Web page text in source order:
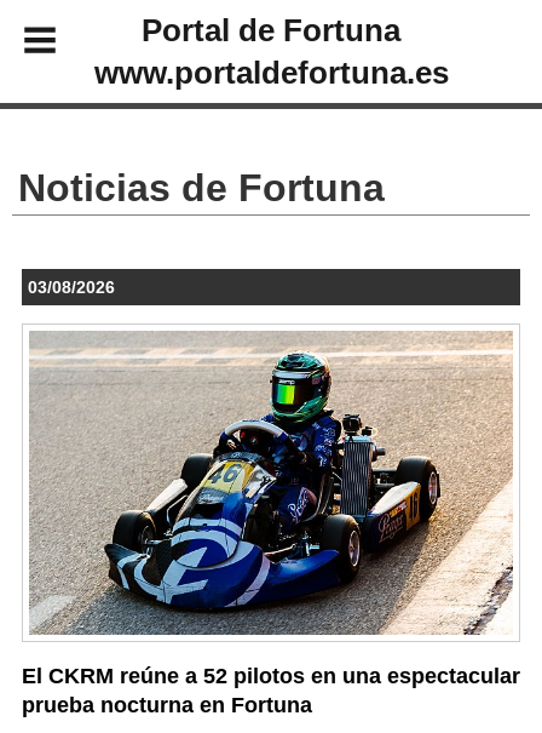
Portal de Fortuna
www.portaldefortuna.es
Noticias de Fortuna
03/08/2026
El CKRM reúne a 52 pilotos en una espectacular
prueba nocturna en Fortuna